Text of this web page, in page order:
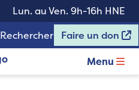
Lun. au Ven. 9h-16h HNE
Rechercher
Faire un don
Menu